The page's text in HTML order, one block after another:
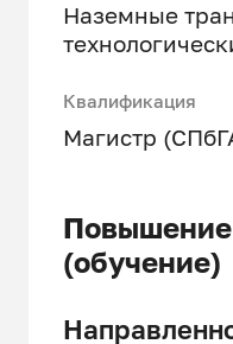
Наземные
Квалификация
Магистр
(обучение)